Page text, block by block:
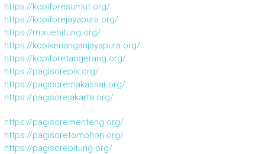
https://kopiforesumut.org/
https://kopiforejayapura.org/
https://mixuebitung.org/
https://kopikenanganjayapura.org/
https://kopiforetangerang.org/
https://pagisorepik.org/
https://pagisoremakassar.org/
https://pagisorejakarta.org/
https://pagisorementeng.org/
https://pagisoretomohon.org/
https://pagisorebitung.org/